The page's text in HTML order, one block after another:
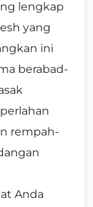
lengkap
yang
ini
berabad-
rempah-
Anda